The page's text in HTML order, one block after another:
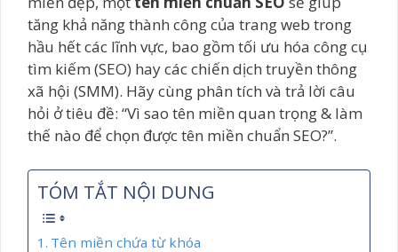
tăng khả năng thành công của trang web trong
hầu hết các lĩnh vực, bao gồm tối ưu hóa công cụ
tìm kiếm (SEO) hay các chiến dịch truyền thông
xã hội (SMM). Hãy cùng phân tích và trả lời câu
hỏi ở tiêu đề: “Vì sao tên miền quan trọng & làm
thế nào để chọn được tên miền chuẩn SEO?”.
TÓM TẮT NỘI DUNG
Tên miền chứa từ khóa